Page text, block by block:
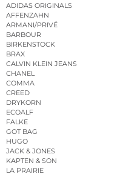
ADIDAS ORIGINALS
AFFENZAHN
ARMANI/PRIVÉ
BARBOUR
BIRKENSTOCK
BRAX
CALVIN KLEIN JEANS
CHANEL
COMMA
CREED
DRYKORN
ECOALF
FALKE
GOT BAG
HUGO
JACK & JONES
KAPTEN & SON
LA PRAIRIE